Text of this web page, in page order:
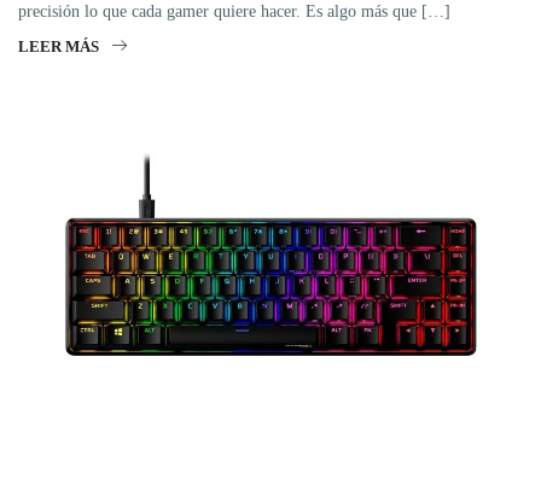
precisión lo que cada gamer quiere hacer. Es algo más que […]
LEER MÁS